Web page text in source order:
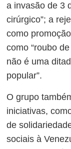
a invasão de 3
cirúrgico”; a
como
como “roubo
não é uma
popular”.
O grupo
iniciativas,
de
sociais à